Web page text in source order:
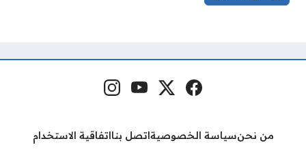
مواقع التواصل فيسبوكمنصة إكس
يوتيوبإنستغرام
من نحنسياسة الخصوصيةاتصل بنااتفاقية الاستخدام